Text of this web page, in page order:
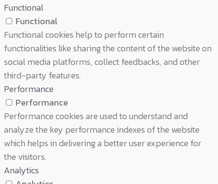
Functional
Functional
Functional cookies help to perform certain
functionalities like sharing the content of the website on
social media platforms, collect feedbacks, and other
third-party features.
Performance
Performance
Performance cookies are used to understand and
analyze the key performance indexes of the website
which helps in delivering a better user experience for
the visitors.
Analytics